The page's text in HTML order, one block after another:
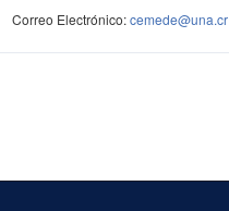
Correo Electrónico:cemede@una.cr